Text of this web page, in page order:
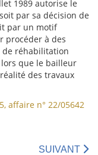
1989 autorise le
par sa décision de
par un motif
procéder à des
de réhabilitation
que le bailleur
des travaux
affaire n° 22/05642
SUIVANT